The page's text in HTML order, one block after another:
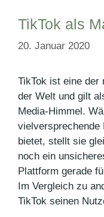
TikTok als
20. Januar 2020
TikTok ist eine der
der Welt und gilt
Media-Himmel.
vielversprechende
bietet, stellt sie
noch ein
Plattform gerade
Im Vergleich zu
TikTok seinen